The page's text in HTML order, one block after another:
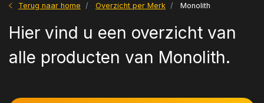
Terug naar home Overzicht per Merk Monolith
Hier vind u een overzicht van
alle producten van Monolith.